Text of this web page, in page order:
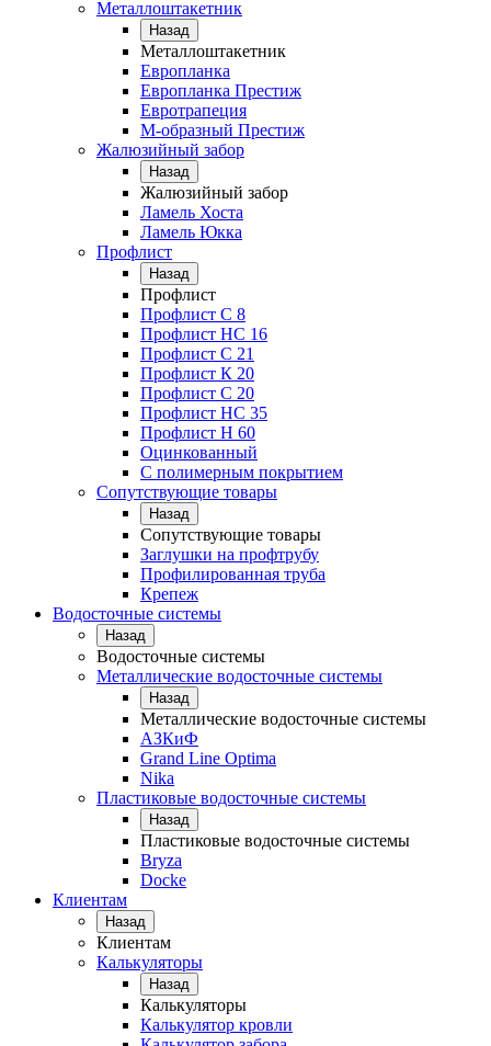
Металлоштакетник
Назад
Металлоштакетник
Европланка
Европланка Престиж
Евротрапеция
М-образный Престиж
Жалюзийный забор
Назад
Жалюзийный забор
Ламель Хоста
Ламель Юкка
Профлист
Назад
Профлист
Профлист С 8
Профлист НС 16
Профлист C 21
Профлист К 20
Профлист С 20
Профлист НС 35
Профлист Н 60
Оцинкованный
С полимерным покрытием
Сопутствующие товары
Назад
Сопутствующие товары
Заглушки на профтрубу
Профилированная труба
Крепеж
Водосточные системы
Назад
Водосточные системы
Металлические водосточные системы
Назад
Металлические водосточные системы
АЗКиФ
Grand Line Optima
Nika
Пластиковые водосточные системы
Назад
Пластиковые водосточные системы
Bryza
Docke
Клиентам
Назад
Клиентам
Калькуляторы
Назад
Калькуляторы
Калькулятор кровли